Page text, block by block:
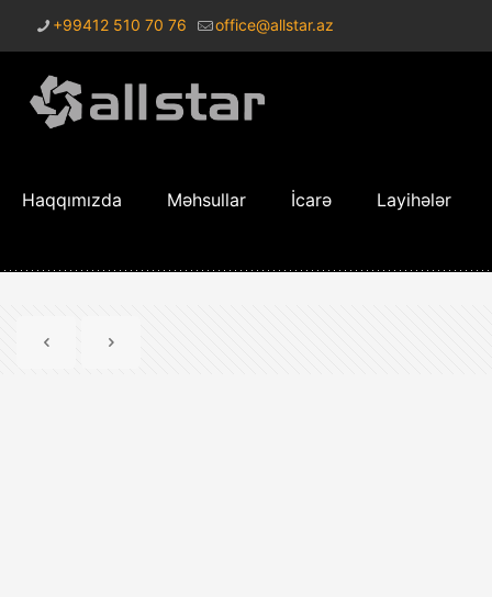
+99412 510 70 76 office@allstar.az
Haqqımızda Məhsullar İcarə Layihələr